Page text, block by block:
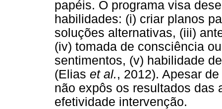
papéis. O programa visa
habilidades: (i) criar planos
soluções alternativas, (iii)
(iv) tomada de consciência
sentimentos, (v) habilidade
(Elias et al., 2012). Apesar
não expôs os resultados das
efetividade intervenção.